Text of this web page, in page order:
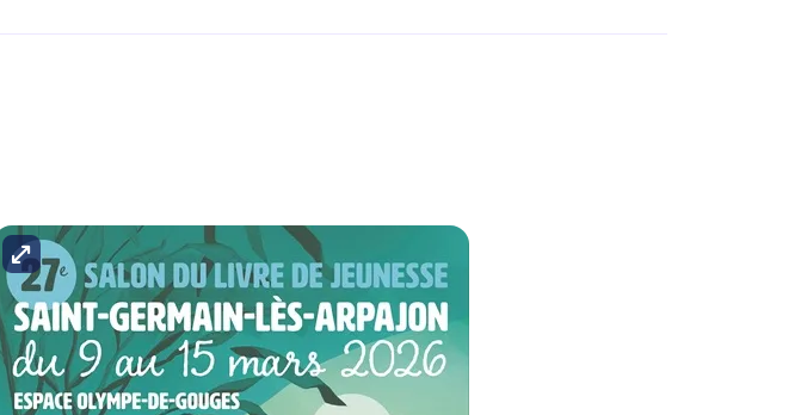
Agrandir l'image